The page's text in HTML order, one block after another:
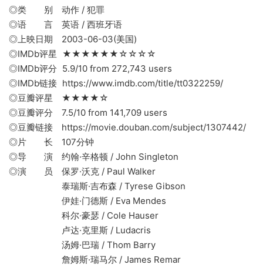
◎类 别 动作 / 犯罪
◎语 言 英语 / 西班牙语
◎上映日期 2003-06-03(美国)
◎IMDb评星 ★★★★★★☆☆☆☆
◎IMDb评分 5.9/10 from 272,743 users
◎IMDb链接 https://www.imdb.com/title/tt0322259/
◎豆瓣评星 ★★★★☆
◎豆瓣评分 7.5/10 from 141,709 users
◎豆瓣链接 https://movie.douban.com/subject/1307442/
◎片 长 107分钟
◎导 演 约翰·辛格顿 / John Singleton
◎演 员 保罗·沃克 / Paul Walker
泰瑞斯·吉布森 / Tyrese Gibson
伊娃·门德斯 / Eva Mendes
科尔·豪瑟 / Cole Hauser
卢达·克里斯 / Ludacris
汤姆·巴瑞 / Thom Barry
詹姆斯·瑞马尔 / James Remar